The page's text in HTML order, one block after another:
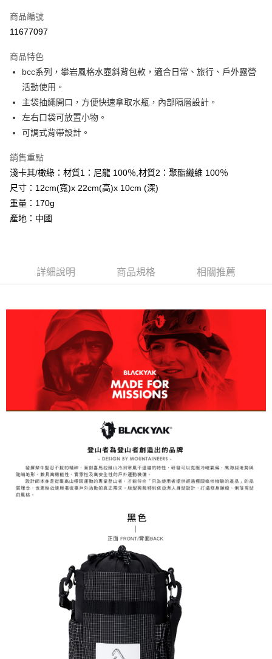
Apple Pay
悠遊付
Google Pay
全盈+PAY
大哥付你分期
【大哥付你分期使用說明】
1.本服務由台灣大哥大提供，台灣大哥大用戶可立即使用無須另外申請。
流程，驗證手機門號後，選擇欲分期的期數、繳款截止日，確認付款後即完
成交易。
3.實際核准額度、可分期數及費用金額請依後續交易確認頁面所載為準。
4.訂單成立30分鐘內，如未前往確認交易或遇審核未通過，訂單將自動取
1.分期款項不併入電信帳單，「大哥付你分期」於每月結算日後寄送繳費提
醒簡訊。
【注意事項】
1.本服務係由「台灣大哥大股份有限公司」（以下簡稱本公司）所提供，讓
用戶於交易時，得透過本服務購買商品或服務，並由商店將買賣／分期付款
買賣價金債權讓與本公司後，依約使用本公司帳單繳交帳款。
2.基於同意付款使用「大哥付你分期」之契約關係目的，商店將以您的個人
資料（包含姓名、電話或地址）提供予台灣大哥大進項蒐集、處理及利用，
由本公司與您本人進行分期帳單所需資料之確認、核對及更正。
3.完整用戶服務條款，請詳閱以下連結：https://oppay.tw/userRule
AFTEE先享後付
相關說明
AFTEE先享後付是「在收到商品之後才付款」的支付方式。 讓您購物簡單
便利好安心！
【「AFTEE先享後付」結帳流程】
３．收到繳費通知簡訊後14天內，點擊此簡訊中的連結，可透過四大超商／
ATM／網路銀行／等多元方式進行付款，方視為交易完成。
※ 請注意：結帳手續完成當下不需立刻繳費，但若您需要取消訂單，請聯絡
購買商品的店家。未經商家同意取消之訂單仍視為有效，需透過AFTEE先享
後付繳納相關費用。
※ 交易是否成功請以「AFTEE先享後付 」之結帳頁面顯示為準，若有關於
是否繳費成功／繳費後需取消欲退款等相關疑問，請聯繫「AFTEE先享後付
客戶支援中心」https://netprotections.freshdesk.com/support/home
１．透過由恩沛科技股份有限公司提供之「AFTEE先享後付」服務完成之交
易，需依本服務之必要範圍內提供個人資料，並將交易相關給付款項請求債
權轉讓予恩沛科技股份有限公司。
２．關於個人資料處理事宜，請瀏覽以下網址：
https://aftee.tw/terms/#terms3
３．未成年的使用者請事先徵得法定代理人或監護人之同意方可使用
「AFTEE先享後付」，若未經同意申辦者引起之損失，本公司不負相關責
４．使用「AFTEE先享後付」時，將依據個別帳號之用戶狀況，依本公司即
時審查核予不同之上限額度；若仍有額度不足之情形，本公司將視審查結果
５．嚴禁一人註冊多個帳號或使用他人資訊註冊。若發現惡意使用之情形，
恩沛科技股份有限公司將有權停止該用戶之使用額度並採取法律行動。
ATM付款
每筆NT$60，滿NT$599(含以上)免運費
每筆NT$60，滿NT$599(含以上)免運費
萊爾富取貨付款
每筆NT$60，滿NT$799(含以上)免運費
付款後萊爾富取貨
每筆NT$60，滿NT$799(含以上)免運費
7-11取貨付款
每筆NT$60，滿NT$799(含以上)免運費
每筆NT$60，滿NT$799(含以上)免運費
宅配
商品編號
11677097
商品特色
bcc系列，攀岩風格水壺斜背包款，適合日常、旅行、戶外露營
活動使用。
主袋抽繩開口，方便快速拿取水瓶，內部隔層設計。
左右口袋可放置小物。
可調式背帶設計。
銷售重點
淺卡其/橄綠：材質1：尼龍 100％,材質2：聚酯纖維 100％
尺寸：12cm(寬)x 22cm(高)x 10cm (深)
重量：170g
產地：中國
詳細說明 商品規格 相關推薦